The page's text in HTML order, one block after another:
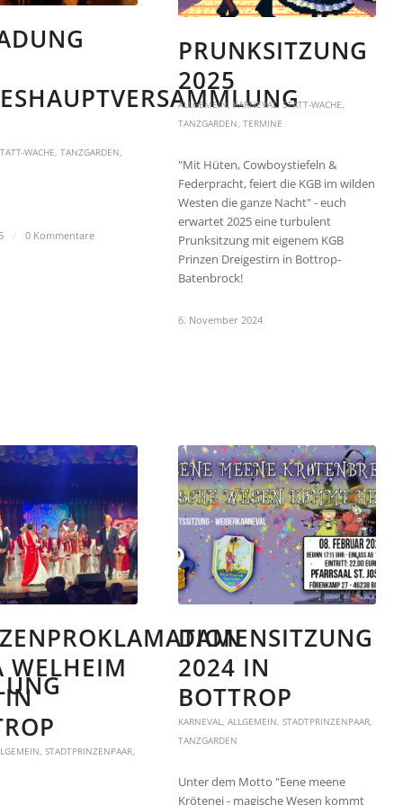
WACHE TANZGARDEN
/ 0 Kommentare
PRUNKSITZUNG
2025
ALLGEMEIN KARNEVAL ,STATT-WACHE
TANZGARDEN ,TERMINE
"Mit Hüten, Cowboystiefeln &
Federpracht, feiert die KGB im wilden
Westen die ganze Nacht" - euch
erwartet 2025 eine turbulent
Prunksitzung mit eigenem KGB
Prinzen Dreigestirn in Bottrop-
Batenbrock!
6. November 2024
WELHEIM
, STADTPRINZENPAAR,
DAMENSITZUNG
2024 IN
BOTTROP
KARNEVAL,ALLGEMEIN,STADTPRINZENPAAR,
TANZGARDEN
Unter dem Motto "Eene meene
Krötenei - magische Wesen kommt